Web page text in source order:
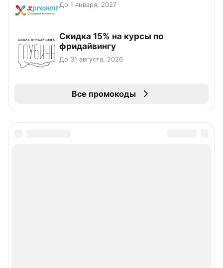
До 1 января, 2027
Скидка 15% на курсы по
фридайвингу
До 31 августа, 2026
Все промокоды